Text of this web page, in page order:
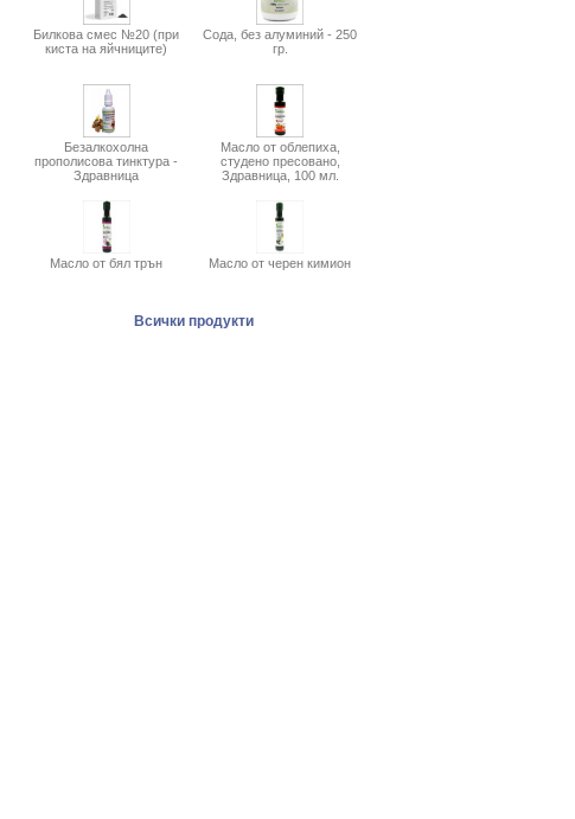
Билкова смес №20 (при
киста на яйчниците)
Сода, без алуминий - 250
гр.
Безалкохолна
прополисова тинктура -
Здравница
Масло от облепиха,
студено пресовано,
Здравница, 100 мл.
Масло от бял трън Масло от черен кимион
Всички продукти